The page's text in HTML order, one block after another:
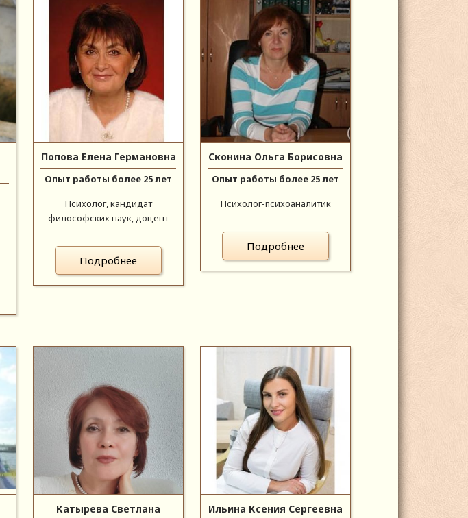
Попова Елена Германовна
Опыт работы более 25 лет
Психолог, кандидат
философских наук, доцент
Подробнее
Сконина Ольга Борисовна
Опыт работы более 25 лет
Психолог-психоаналитик
Подробнее
Катырева Светлана
Ильина Ксения Сергеевна